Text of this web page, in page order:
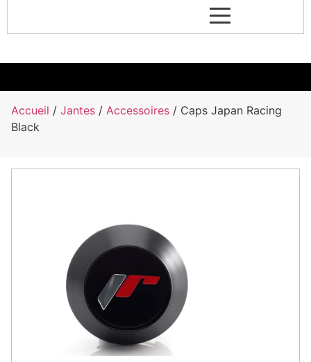
Accueil / Jantes / Accessoires / Caps Japan Racing
Black